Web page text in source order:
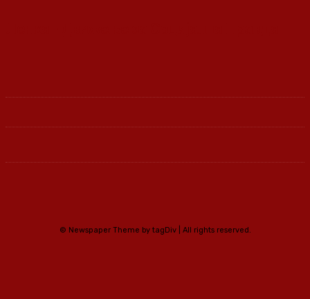
© Newspaper Theme by tagDiv | All rights reserved.